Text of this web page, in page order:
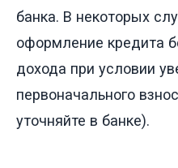
банка. В некоторых
оформление кредита
дохода при условии
первоначального
уточняйте в банке).